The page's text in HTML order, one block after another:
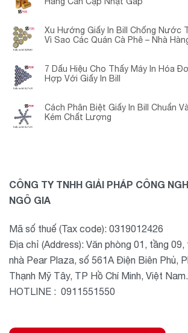
Xu Hướng Giấy In Bill Chống Nước
Vì Sao Các Quán Cà Phê – Nhà
7 Dấu Hiệu Cho Thấy Máy In Hóa
Hợp Với Giấy In Bill
Cách Phân Biệt Giấy In Bill Chuẩn
Kém Chất Lượng
CÔNG TY TNHH GIẢI PHÁP CÔNG
NGÔ GIA
Mã số thuế (Tax code): 0319012426
Địa chỉ (Address): Văn phòng 01, tầng 09,
nhà Pear Plaza, số 561A Điện Biên Phủ,
Thạnh Mỹ Tây, TP Hồ Chí Minh, Việt Nam.
HOTLINE : 0911551550